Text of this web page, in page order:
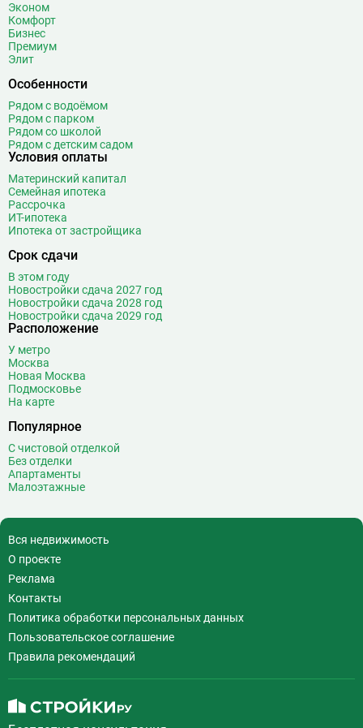
Ботанический сад
Бунинская аллея
Бутырская
В Вавиловская
Варшавская
ВДНХ
Верхние Лихоборы
Владыкино
Водный стадион
Войковская
Волгоградский проспект
Волжская
Волоколамская
Воробьёвы горы
Воронцовская
Выставочный центр
Выхино
Г Генерала Тюленева
Деловой центр
Динамо
Добрынинская
Домодедовская
Дорогомиловская
Достоевская
Дубровка 14
Ж Жулебино
Эконом
Комфорт
Бизнес
Премиум
Элит
Особенности
Рядом с водоёмом
Рядом с парком
Рядом со школой
Рядом с детским садом
Условия оплаты
Материнский капитал
Семейная ипотека
Рассрочка
ИТ-ипотека
Ипотека от застройщика
Срок сдачи
В этом году
Новостройки сдача 2027 год
Новостройки сдача 2028 год
Новостройки сдача 2029 год
Расположение
У метро
Москва
Новая Москва
Подмосковье
На карте
Популярное
С чистовой отделкой
Без отделки
Апартаменты
Малоэтажные
Вся недвижимость
О проекте
Реклама
Контакты
Политика обработки персональных данных
Пользовательское соглашение
Правила рекомендаций